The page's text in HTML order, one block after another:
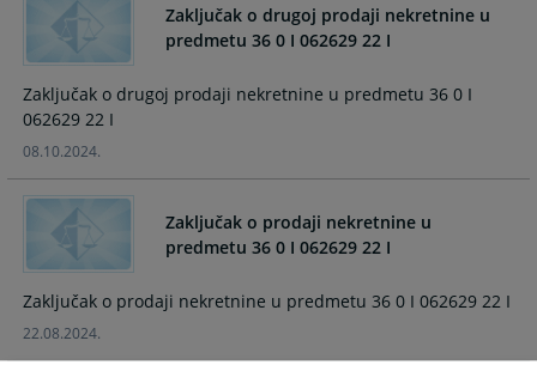
Zaključak o drugoj prodaji nekretnine u
predmetu 36 0 I 062629 22 I
Zaključak o drugoj prodaji nekretnine u predmetu 36 0 I
062629 22 I
08.10.2024.
Zaključak o prodaji nekretnine u
predmetu 36 0 I 062629 22 I
Zaključak o prodaji nekretnine u predmetu 36 0 I 062629 22 I
22.08.2024.